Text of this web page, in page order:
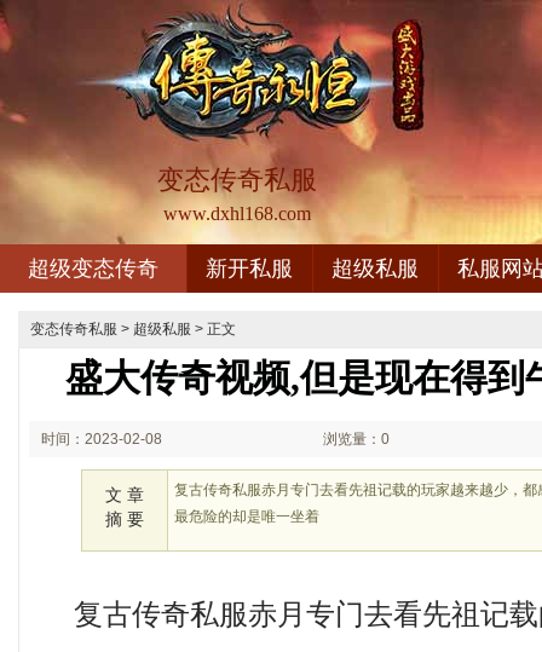
变态传奇私服
www.dxhl168.com
超级变态传奇 新开私服 超级私服 私服网
变态传奇私服 > 超级私服 > 正文
盛大传奇视频,但是现在得到
时间：2023-02-08 浏览量：0
文 章
摘 要
复古传奇私服赤月专门去看先祖记载的玩家越来越少，
最危险的却是唯一坐着
复古传奇私服赤月专门去看先祖记